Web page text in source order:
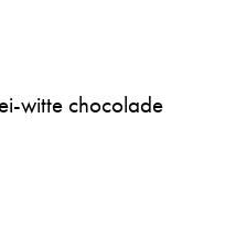
witte chocolade